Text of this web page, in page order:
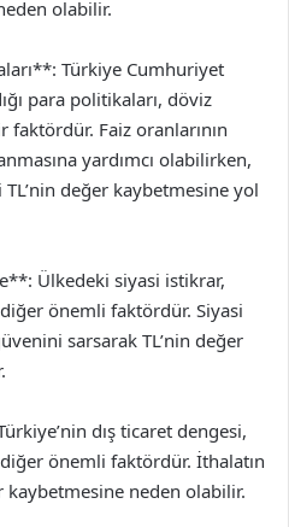
olabilir.
Türkiye Cumhuriyet
para politikaları, döviz
faktördür. Faiz oranlarının
yardımcı olabilirken,
değer kaybetmesine yol
Ülkedeki siyasi istikrar,
önemli faktördür. Siyasi
sarsarak TL’nin değer
dış ticaret dengesi,
önemli faktördür. İthalatın
kaybetmesine neden olabilir.